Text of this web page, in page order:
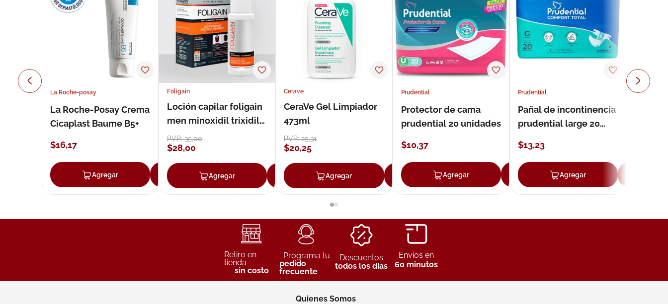
La Roche-posay
La Roche-Posay Crema
Cicaplast Baume B5+
$16,17
Agregar Agregar
Foligain
Loción capilar foligain
men minoxidil trixidil
loción 59 ml
PVP:35,00
$28,00
Agregar Agregar
Cerave
CeraVe Gel Limpiador
473ml
PVP:25,31
$20,25
Agregar Agregar
Prudential
Protector de cama
prudential 20 unidades
$10,37
Agregar Agregar
Prudential
Pañal de incontinencia
prudential large 20
$13,23
Agregar
Retiro en
tienda
sin costo
Programa tu
pedido
frecuente
Descuentos
todos los días
Envíos en
60 minutos
Quienes Somos